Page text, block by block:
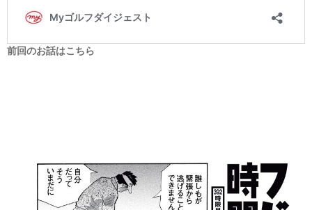
前回のお話はこちら